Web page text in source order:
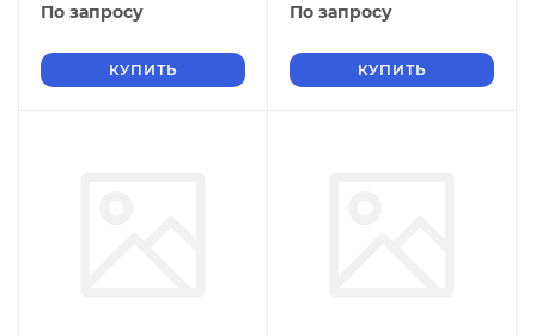
По запросу
КУПИТЬ
По запросу
КУПИТЬ